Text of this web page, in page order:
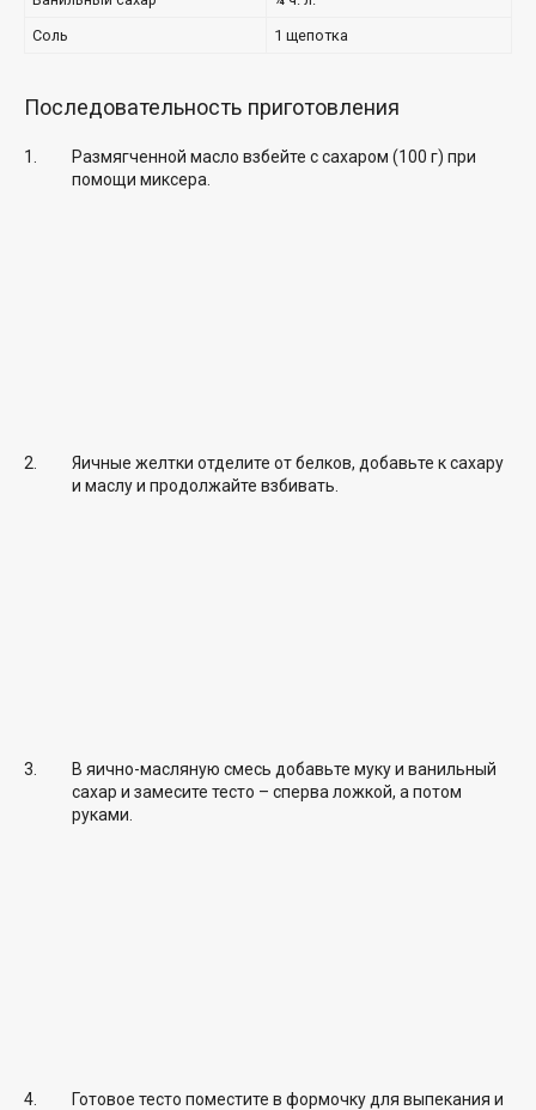
Соль
1 щепотка
Последовательность приготовления
Размягченной масло взбейте с сахаром (100 г) при
помощи миксера.
Яичные желтки отделите от белков, добавьте к сахару
и маслу и продолжайте взбивать.
В яично-масляную смесь добавьте муку и ванильный
сахар и замесите тесто – сперва ложкой, а потом
руками.
Готовое тесто поместите в формочку для выпекания и